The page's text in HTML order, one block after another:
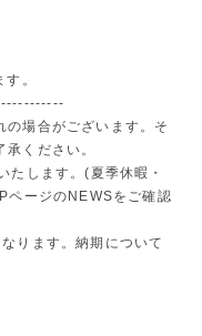
。
場合がございます。そ
ください。
します。(夏季休暇・
ページのNEWSをご確認
ります。納期について